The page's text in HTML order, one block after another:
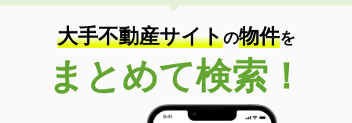
専有面積 26.71m²
間取り
1K
山梨県甲府市相生１丁目
価 格
7.60万円
山梨県甲府市相生１丁目
大手不動産サイトの物件を
まとめて検索！